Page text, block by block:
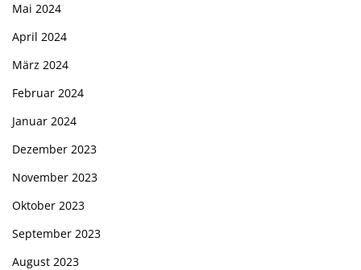
Mai 2024
April 2024
März 2024
Februar 2024
Januar 2024
Dezember 2023
November 2023
Oktober 2023
September 2023
August 2023